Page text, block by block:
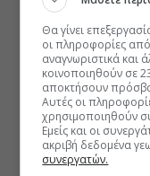
Θα γίνει
οι πληροφορίες
αναγνωριστικά και
κοινοποιηθούν σε
αποκτήσουν
Αυτές οι
χρησιμοποιηθούν
Εμείς και οι
ακριβή δεδομένα
συνεργατών.